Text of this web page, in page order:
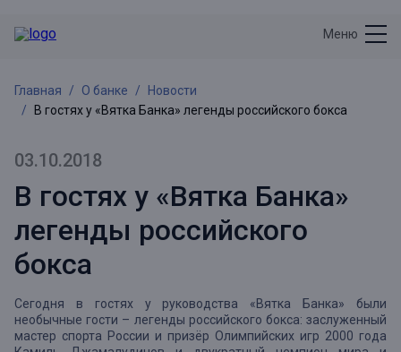
Меню
Главная О банке
Новости
В гостях у «Вятка Банка» легенды российского бокса
03.10.2018
В гостях у «Вятка Банка»
легенды российского
бокса
Сегодня в гостях у руководства «Вятка Банка» были
необычные гости – легенды российского бокса: заслуженный
мастер спорта России и призёр Олимпийских игр 2000 года